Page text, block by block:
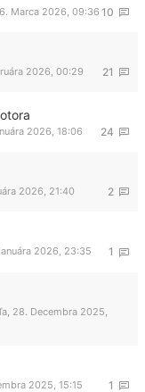
10
Marca 2026, 09:36
21
2026, 00:29
24
2026, 18:06
2
2026, 21:40
1
2026, 23:35
28. Decembra 2025,
1
2025, 15:15